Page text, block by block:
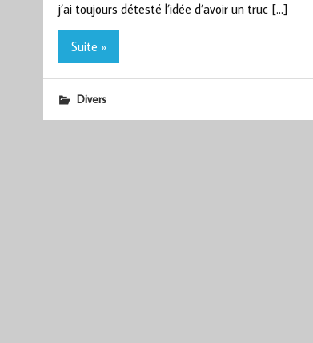
j’ai toujours détesté l’idée d’avoir un truc […]
Suite »
Divers